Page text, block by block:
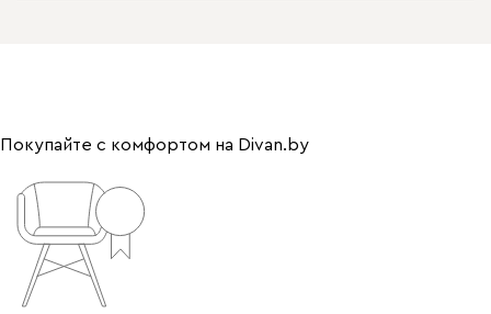
Покупайте с комфортом на Divan.by